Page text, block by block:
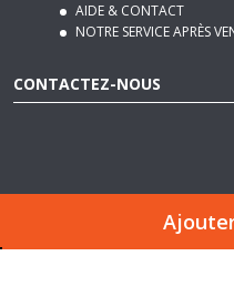
CONTACTEZ-NOUS